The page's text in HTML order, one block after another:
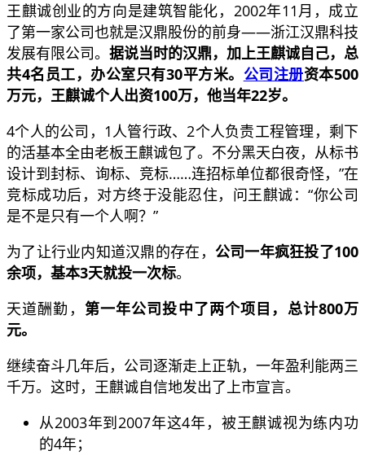
王麒诚创业的方向是建筑智能化，2002年11月，成立
了第一家公司也就是汉鼎股份的前身——浙江汉鼎科技
发展有限公司。 据说当时的汉鼎，加上王麒诚自己，总
共4名员工，办公室只有30平方米。 公司注册资本500
万元，王麒诚个人出资100万，他当年22岁。
4个人的公司，1人管行政、2个人负责工程管理，剩下
的活基本全由老板王麒诚包了。不分黑天白夜，从标书
设计到封标、询标、竞标……连招标单位都很奇怪，”在
竞标成功后，对方终于没能忍住，问王麒诚：“你公司
是不是只有一个人啊？”
为了让行业内知道汉鼎的存在， 公司一年疯狂投了100
余项，基本3天就投一次标。
天道酬勤， 第一年公司投中了两个项目，总计800万
元。
继续奋斗几年后，公司逐渐走上正轨，一年盈利能两三
千万。这时，王麒诚自信地发出了上市宣言。
从2003年到2007年这4年，被王麒诚视为练内功
的4年；